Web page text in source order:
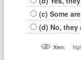
(c) Some
(d) No, they
Xem: